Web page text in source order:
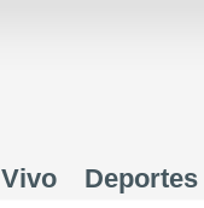
Vivo Deportes